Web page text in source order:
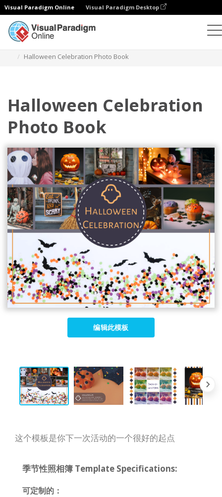
Visual Paradigm Online Visual Paradigm Desktop
Halloween Celebration Photo Book
Halloween Celebration
Photo Book
编辑此模板
这个模板是你下一次活动的一个很好的起点
季节性照相簿 Template Specifications:
可定制的：